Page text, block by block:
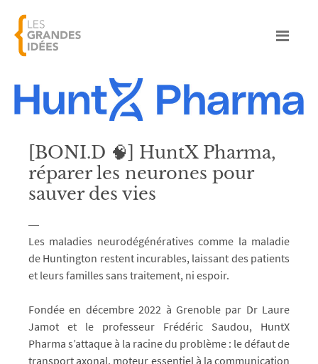
[BONI.D 🧠] HuntX Pharma,
réparer les neurones pour
sauver des vies
Les maladies neurodégénératives comme la maladie
de Huntington restent incurables, laissant des patients
et leurs familles sans traitement, ni espoir.
Fondée en décembre 2022 à Grenoble par Dr Laure
Jamot et le professeur Frédéric Saudou, HuntX
Pharma s’attaque à la racine du problème : le défaut de
transport axonal, moteur essentiel à la communication